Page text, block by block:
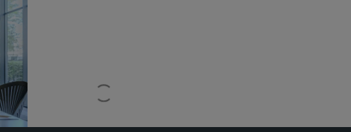
Forretningsrejsende